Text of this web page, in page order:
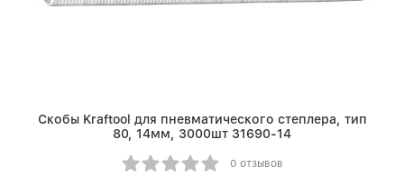
Скобы Kraftool для пневматического степлера, тип
80, 14мм, 3000шт 31690-14
0 отзывов